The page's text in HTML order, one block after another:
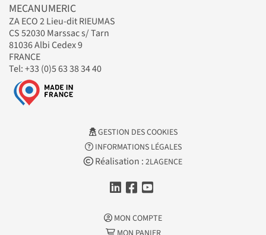
MECANUMERIC
ZA ECO 2 Lieu-dit RIEUMAS
CS 52030 Marssac s/ Tarn
81036 Albi Cedex 9
FRANCE
Tel: +33 (0)5 63 38 34 40
GESTION DES COOKIES
INFORMATIONS LÉGALES
Réalisation : 2LAGENCE
MON COMPTE